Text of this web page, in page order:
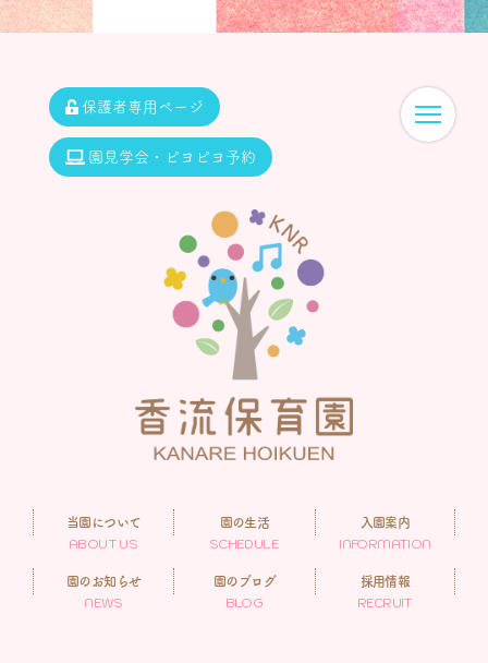
保護者専用ページ
園見学会・ピヨピヨ予約
当園について
ABOUT US
園の生活
SCHEDULE
入園案内
INFORMATION
園のお知らせ
NEWS
園のブログ
BLOG
採用情報
RECRUIT